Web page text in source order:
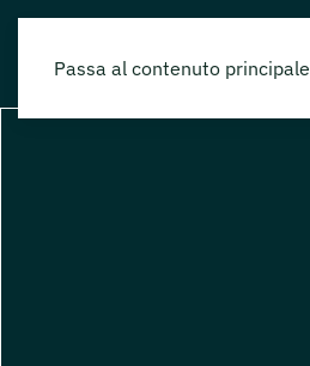
Passa al contenuto principale